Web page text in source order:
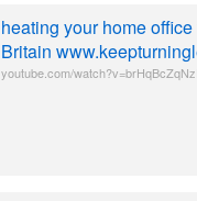
heating your home
Britain
youtube.com/